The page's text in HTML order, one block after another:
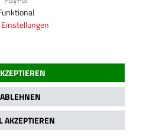
| Alle Preise inklusive gesetzlicher MwSt.
AKZEPTIEREN